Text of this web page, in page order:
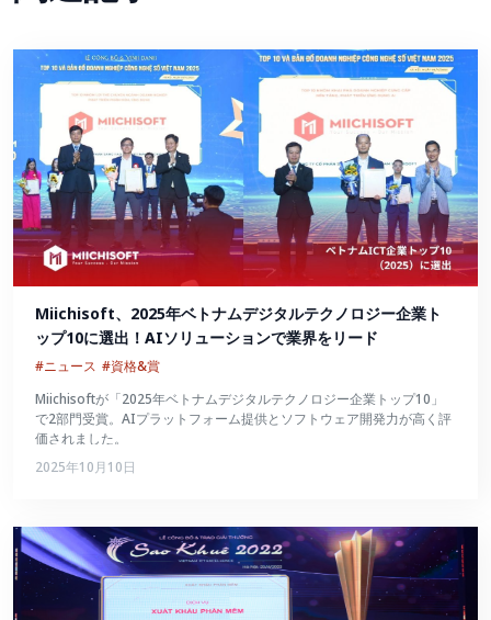
Miichisoft、2025年ベトナムデジタルテクノロジー企業ト
ップ10に選出！AIソリューションで業界をリード
#ニュース #資格&賞
Miichisoftが「2025年ベトナムデジタルテクノロジー企業トップ10」
で2部門受賞。AIプラットフォーム提供とソフトウェア開発力が高く評
価されました。
2025年10月10日